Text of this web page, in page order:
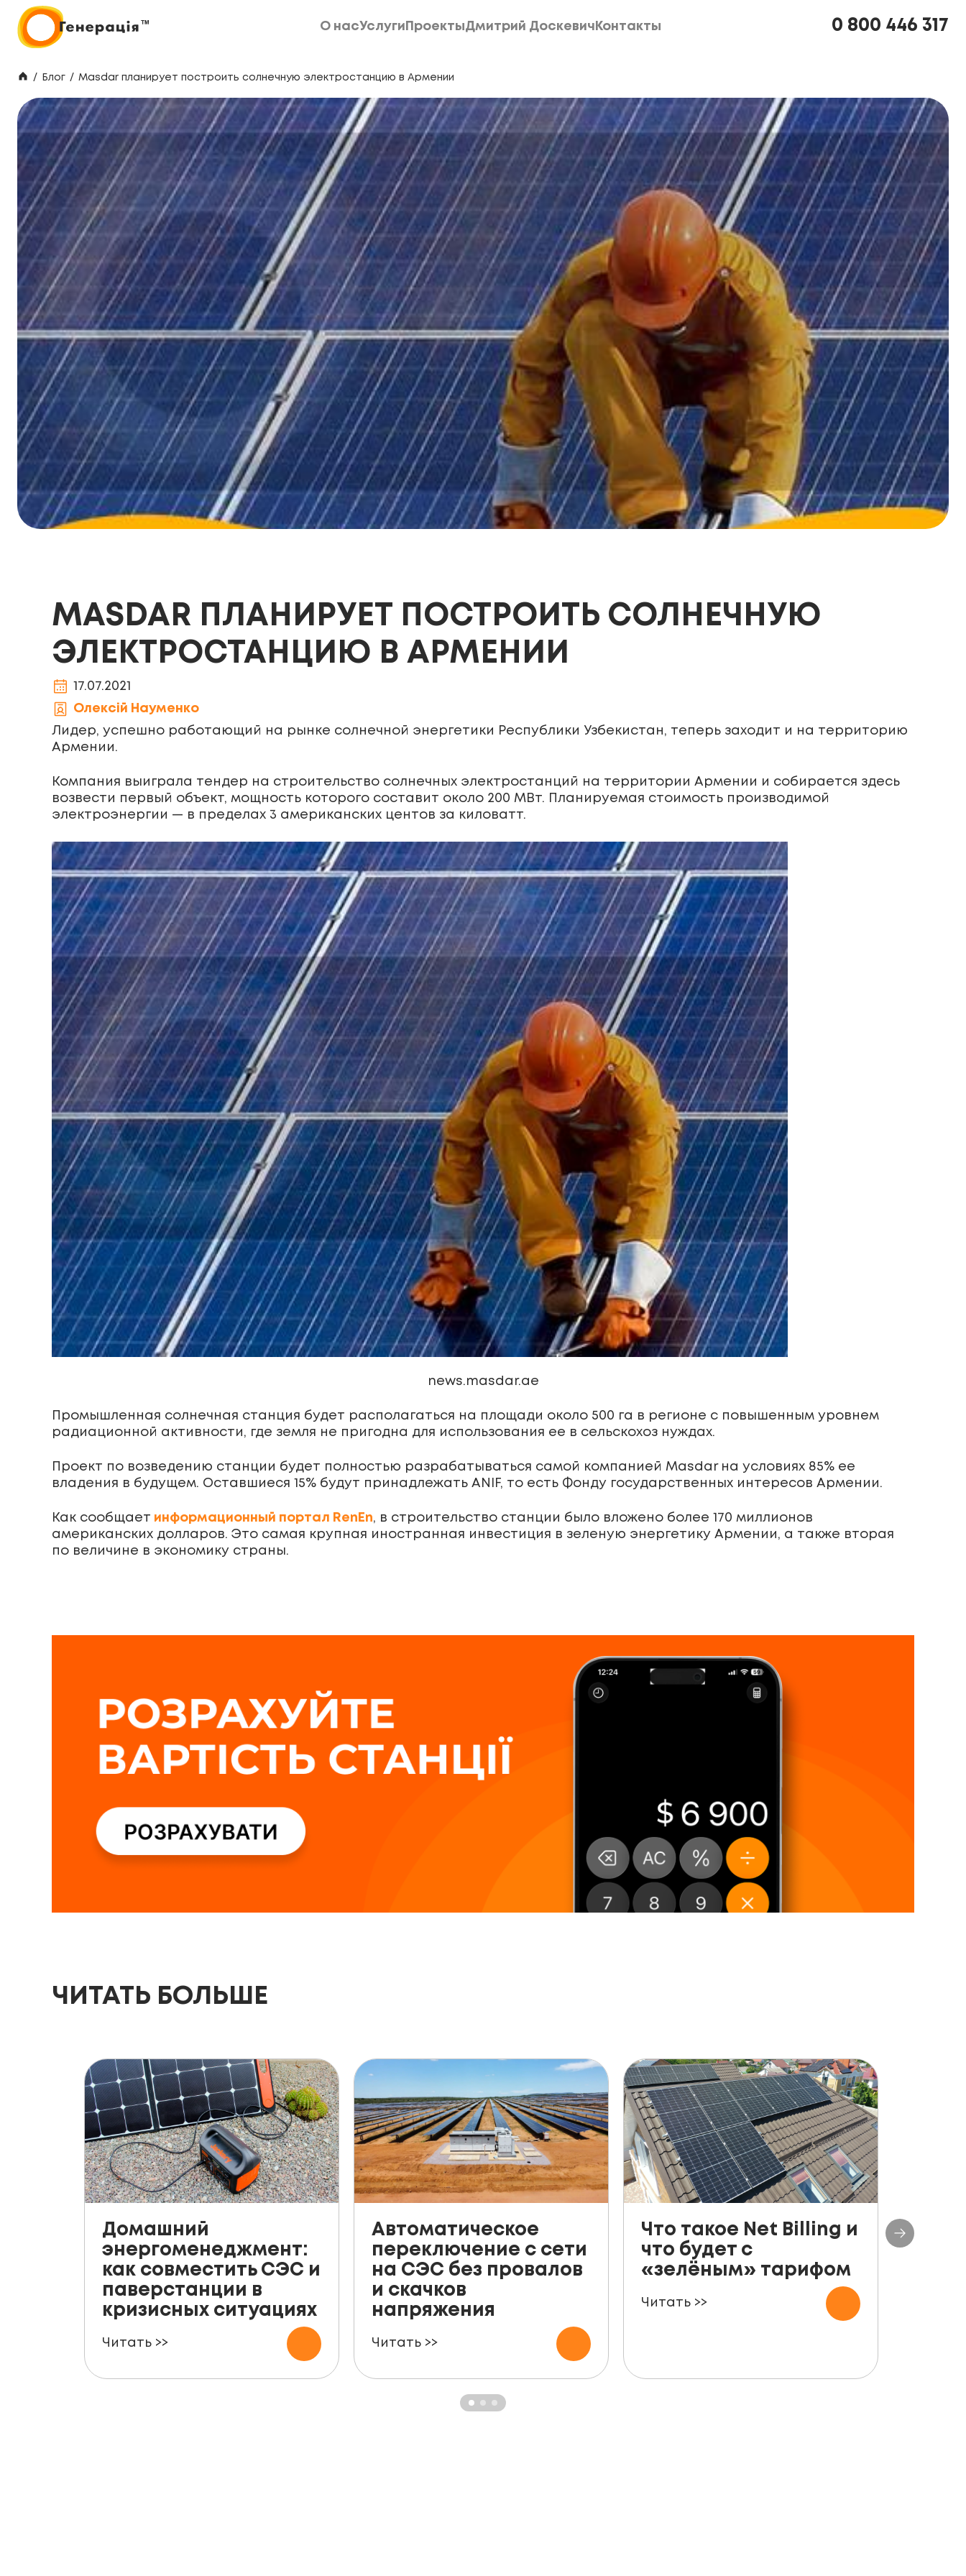
О насУслуги ПроектыДмитрий Доскевич Контакты
0 800 446 317
/ Блог / Masdar планирует построить солнечную электростанцию в Армении
MASDAR ПЛАНИРУЕТ ПОСТРОИТЬ СОЛНЕЧНУЮ
ЭЛЕКТРОСТАНЦИЮ В АРМЕНИИ
17.07.2021
Олексій Науменко
Лидер, успешно работающий на рынке солнечной энергетики Республики Узбекистан, теперь заходит и на территорию
Армении.
Компания выиграла тендер на строительство солнечных электростанций на территории Армении и собирается здесь
возвести первый объект, мощность которого составит около 200 МВт. Планируемая стоимость производимой
электроэнергии — в пределах 3 американских центов за киловатт.
news.masdar.ae
Промышленная солнечная станция будет располагаться на площади около 500 га в регионе с повышенным уровнем
радиационной активности, где земля не пригодна для использования ее в сельскохоз нуждах.
Проект по возведению станции будет полностью разрабатываться самой компанией Masdar на условиях 85% ее
владения в будущем. Оставшиеся 15% будут принадлежать ANIF, то есть Фонду государственных интересов Армении.
Как сообщает информационный портал RenEn, в строительство станции было вложено более 170 миллионов
американских долларов. Это самая крупная иностранная инвестиция в зеленую энергетику Армении, а также вторая
по величине в экономику страны.
ЧИТАТЬ БОЛЬШЕ
Домашний
энергоменеджмент:
как совместить СЭС и
паверстанции в
кризисных ситуациях
Читать >>
Автоматическое
переключение с сети
на СЭС без провалов
и скачков
напряжения
Читать >>
Что такое Net Billing и
что будет с
«зелёным» тарифом
Читать >>